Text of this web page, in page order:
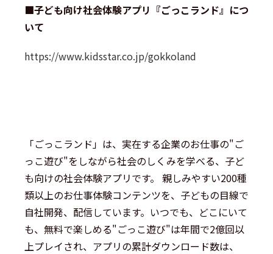
■子ども向け社会体験アプリ『ごっこランド』につ
いて
https://www.kidsstar.co.jp/gokkoland
「ごっこランド」は、実在する企業のお仕事の"ご
っこ遊び"をしながら社会のしくみを学べる、子ど
も向けの社会体験アプリです。 親しみやすい200種
類以上のお仕事体験コンテンツを、子どもの目線で
自社開発、配信しています。いつでも、どこにいて
も、無料で楽しめる"ごっこ遊び"は年間で2億回以
上プレイされ、アプリの累計ダウンロード数は、